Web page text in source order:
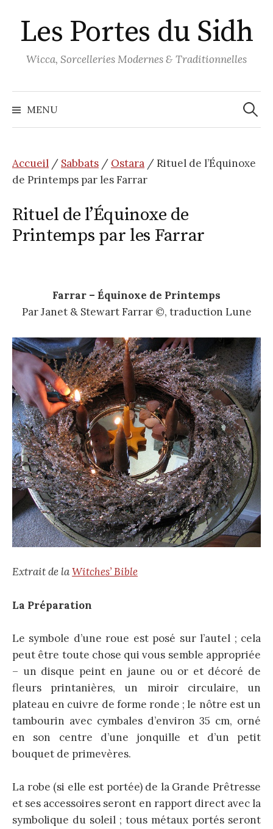
au
contenu
Les Portes du Sidh
Wicca, Sorcelleries Modernes & Traditionnelles
MENU
Accueil / Sabbats / Ostara / Rituel de l’Équinoxe
de Printemps par les Farrar
Rituel de l’Équinoxe de
Printemps par les Farrar
Farrar – Équinoxe de Printemps
Par Janet & Stewart Farrar ©, traduction Lune
Extrait de laWitches’ Bible
La Préparation
Le symbole d’une roue est posé sur l’autel ; cela
peut être toute chose qui vous semble appropriée
– un disque peint en jaune ou or et décoré de
fleurs printanières, un miroir circulaire, un
plateau en cuivre de forme ronde ; le nôtre est un
tambourin avec cymbales d’environ 35 cm, orné
en son centre d’une jonquille et d’un petit
bouquet de primevères.
La robe (si elle est portée) de la Grande Prêtresse
et ses accessoires seront en rapport direct avec la
symbolique du soleil ; tous métaux portés seront